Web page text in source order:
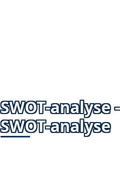
SWOT-
SWOT-analyse